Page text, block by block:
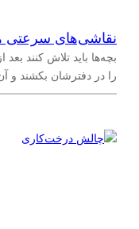
نقاشی‌های سرعتی
بچه‌ها باید تلاش کنند
را در دفترشان بکشند و